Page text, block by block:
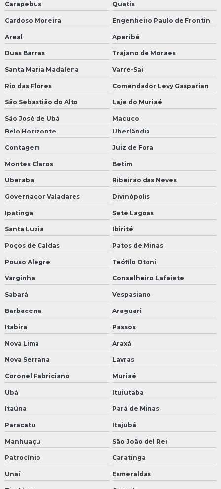
Carapebus Quatis
Cardoso Moreira Engenheiro Paulo de Frontin
Areal Aperibé
Duas Barras Trajano de Moraes
Santa Maria Madalena Varre-Sai
Rio das Flores Comendador Levy Gasparian
São Sebastião do Alto Laje do Muriaé
São José de Ubá
Macuco
Belo Horizonte
Uberlândia
Contagem Juiz de Fora
Montes Claros Betim
Uberaba Ribeirão das Neves
Governador Valadares Divinópolis
Ipatinga Sete Lagoas
Santa Luzia Ibirité
Poços de Caldas Patos de Minas
Pouso Alegre Teófilo Otoni
Varginha Conselheiro Lafaiete
Sabará Vespasiano
Barbacena Araguari
Itabira Passos
Nova Lima Araxá
Nova Serrana Lavras
Coronel Fabriciano Muriaé
Ubá Ituiutaba
Itaúna Pará de Minas
Paracatu Itajubá
Manhuaçu São João del Rei
Patrocínio Caratinga
Unaí Esmeraldas